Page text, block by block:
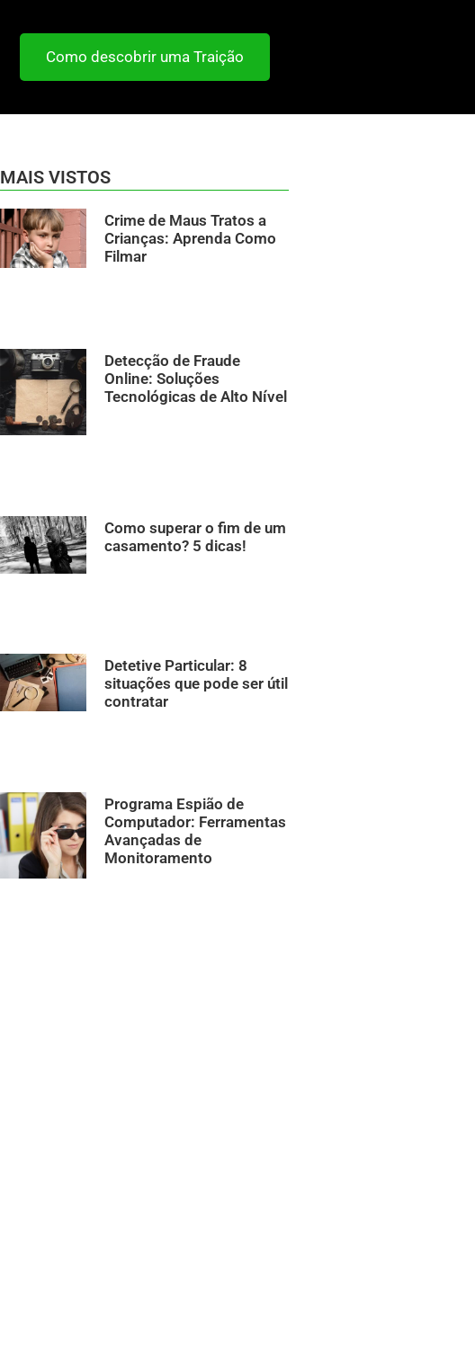
Como descobrir uma Traição
MAIS VISTOS
Crime de Maus Tratos a
Crianças: Aprenda Como
Filmar
Detecção de Fraude
Online: Soluções
Tecnológicas de Alto Nível
Como superar o fim de um
casamento? 5 dicas!
Detetive Particular: 8
situações que pode ser útil
contratar
Programa Espião de
Computador: Ferramentas
Avançadas de
Monitoramento